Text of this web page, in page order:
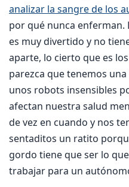
analizar la sangre de los
por qué nunca enferman.
es muy divertido y no
aparte, lo cierto que es
parezca que tenemos
unos robots insensibles
afectan nuestra salud
de vez en cuando y nos
sentaditos un ratito
gordo tiene que ser lo
trabajar para un